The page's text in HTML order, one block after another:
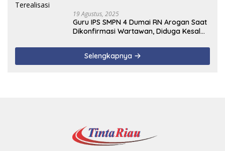
19 Agustus, 2025
Guru IPS SMPN 4 Dumai RN Arogan Saat
Dikonfirmasi Wartawan, Diduga Kesal
Terealisasi
Selengkapnya